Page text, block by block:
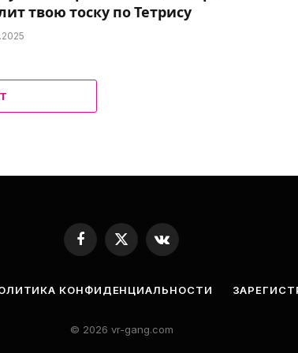
твою тоску по Тетрису
Facebook
X
VKontakte
КОНФИДЕНЦИАЛЬНОСТИ
© 2026 vr-gang.com